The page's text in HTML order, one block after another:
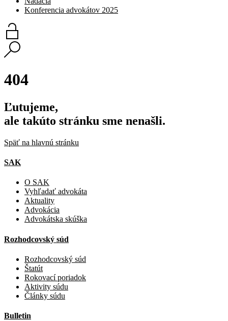
Konferencia advokátov 2025
404
Ľutujeme,
ale takúto stránku sme nenašli.
Späť na hlavnú stránku
SAK
O SAK
Vyhľadať advokáta
Aktuality
Advokácia
Advokátska skúška
Rozhodcovský súd
Rozhodcovský súd
Štatút
Rokovací poriadok
Aktivity súdu
Články súdu
Bulletin